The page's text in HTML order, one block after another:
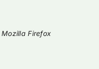
Mozilla Firefox